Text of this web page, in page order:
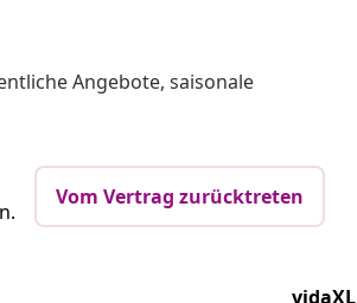
Angebote, saisonale
Vom Vertrag zurücktreten
vidaXL